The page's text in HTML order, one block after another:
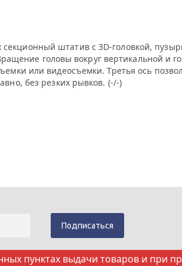
штатив с 3D-головкой,
головы вокруг вертикальной и
или видеосъемки. Третья ось
без резких рывков. (-/-)
пунктах выдачи товаров и при